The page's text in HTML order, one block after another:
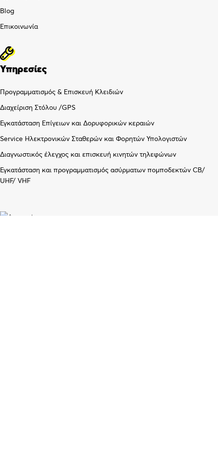
Blog
Επικοινωνία
Υπηρεσίες
Προγραμματισμός & Επισκευή Κλειδιών
Διαχείριση Στόλου /GPS
Εγκατάσταση Επίγειων και Δορυφορικών κεραιών
Service Ηλεκτρονικών Σταθερών και Φορητών Υπολογιστών
Διαγνωστικός έλεγχος και επισκευή κινητών τηλεφώνων
Εγκατάσταση και προγραμματισμός ασύρματων πομποδεκτών CB/
UHF/ VHF